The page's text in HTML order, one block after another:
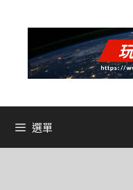
選單